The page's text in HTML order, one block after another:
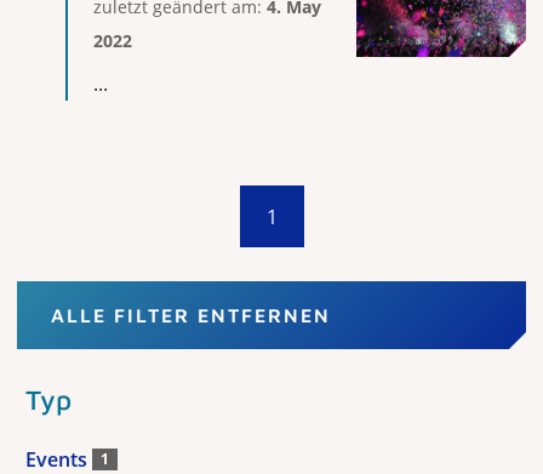
zuletzt geändert am: 4. May
2022
...
1
ALLE FILTER ENTFERNEN
Typ
Events 1